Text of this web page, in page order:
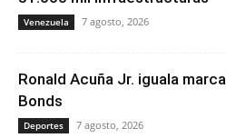
Venezuela 7 agosto, 2026
Ronald Acuña Jr. iguala
Bonds
Deportes 7 agosto, 2026